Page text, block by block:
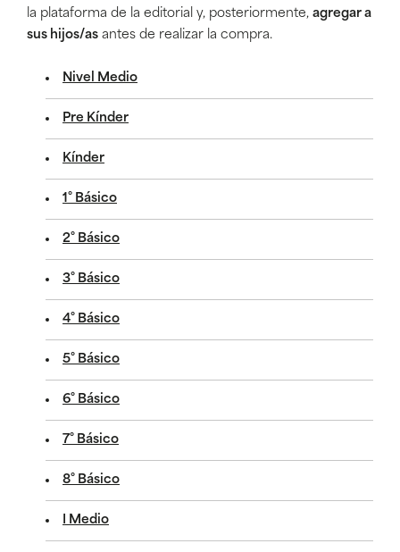
la plataforma de la editorial y, posteriormente, agregar a
sus hijos/as antes de realizar la compra.
Nivel Medio
Pre Kínder
Kínder
1° Básico
2° Básico
3° Básico
4° Básico
5° Básico
6° Básico
7° Básico
8° Básico
I Medio